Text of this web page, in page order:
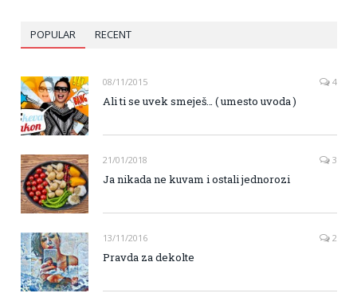
POPULAR RECENT
08/11/2015 4
Ali ti se uvek smeješ… ( umesto uvoda )
21/01/2018 3
Ja nikada ne kuvam i ostali jednorozi
13/11/2016 2
Pravda za dekolte